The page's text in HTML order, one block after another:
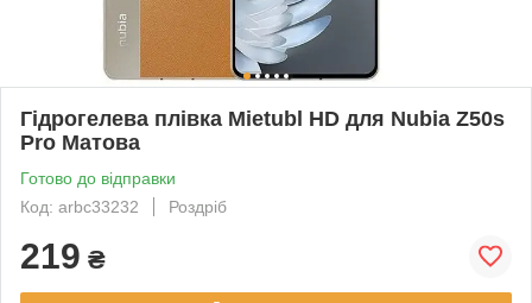
Гідрогелева плівка Mietubl HD для Nubia Z50s
Pro Матова
Готово до відправки
Код: arbc33232
Роздріб
219 ₴